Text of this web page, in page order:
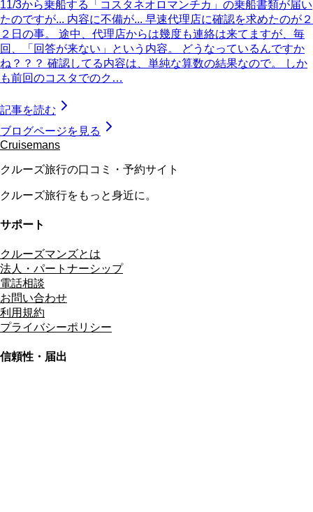
11/3から乗船する「コスタネオロマンチカ」の乗船書類が届い
たのですが... 内容に不備が... 早速代理店に確認を求めたのが２
２日の事。 途中、代理店からは幾度も連絡は来てますが、毎
回、「回答が来ない」という内容。 どうなっているんですか
ね？？？ 確認してる内容は、単純な算数の結果なので。 しか
も前回のコスタでのク…
記事を読む
ブログページを見る
Cruisemans
クルーズ旅行の口コミ・予約サイト
クルーズ旅行をもっと身近に。
サポート
クルーズマンズとは
法人・パートナーシップ
電話相談
お問い合わせ
利用規約
プライバシーポリシー
信頼性・届出